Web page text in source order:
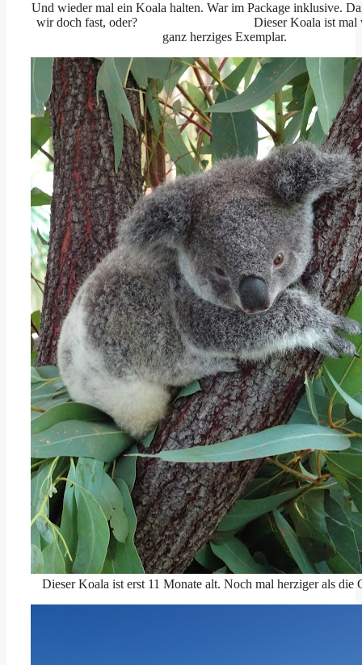
Und wieder mal ein Koala halten. War im Package inklusive.
wir doch fast, oder? Dieser Koala ist mal
ganz herziges Exemplar.
Dieser Koala ist erst 11 Monate alt. Noch mal herziger als die